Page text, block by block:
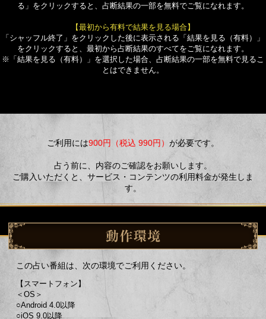
る」をクリックすると、占断結果の一部を無料でご覧になれます。
【最初から有料で結果を見る場合】
「シャッフル終了」をクリックした後に表示される「結果を見る（有料）」
をクリックすると、最初から占断結果のすべてをご覧になれます。
※「結果を見る（有料）」を選択した場合、占断結果の一部を無料で見るこ
とはできません。
ご利用には900円（税込 990円） が必要です。
占う前に、内容のご確認をお願いします。
ご購入いただくと、サービス・コンテンツの利用料金が発生しま
す。
この占い番組は、次の環境でご利用ください。
【スマートフォン】
＜OS＞
○Android 4.0以降
○iOS 9.0以降